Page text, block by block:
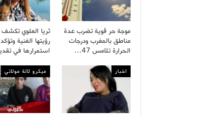
موجة حر قوية تضرب عدة
مناطق بالمغرب ودرجات
الحرارة تلامس 47…
ثريا العلوي
رؤيتها الفنية وتؤكد
استمرارها في
اخبار ميكرو لالة مولاتي